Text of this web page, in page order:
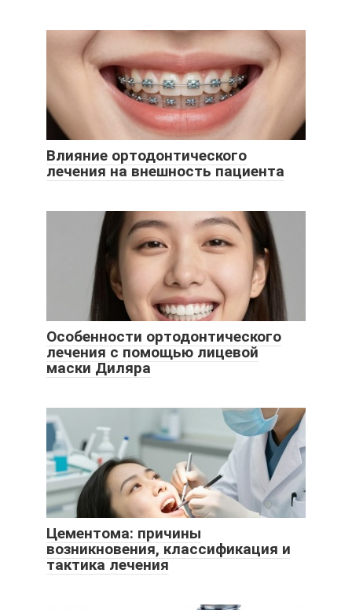
Влияние ортодонтического
лечения на внешность пациента
Особенности ортодонтического
лечения с помощью лицевой
маски Диляра
Цементома: причины
возникновения, классификация и
тактика лечения